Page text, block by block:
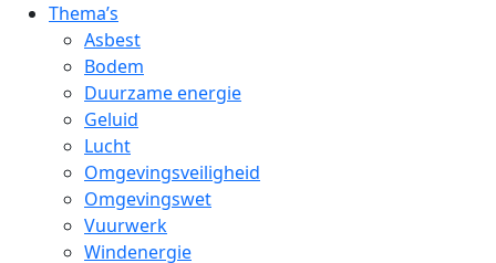
Thema’s
Asbest
Bodem
Duurzame energie
Geluid
Lucht
Omgevingsveiligheid
Omgevingswet
Vuurwerk
Windenergie